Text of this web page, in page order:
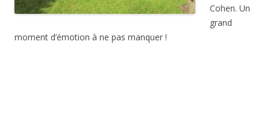
Cohen. Un
grand
moment d’émotion à ne pas manquer !